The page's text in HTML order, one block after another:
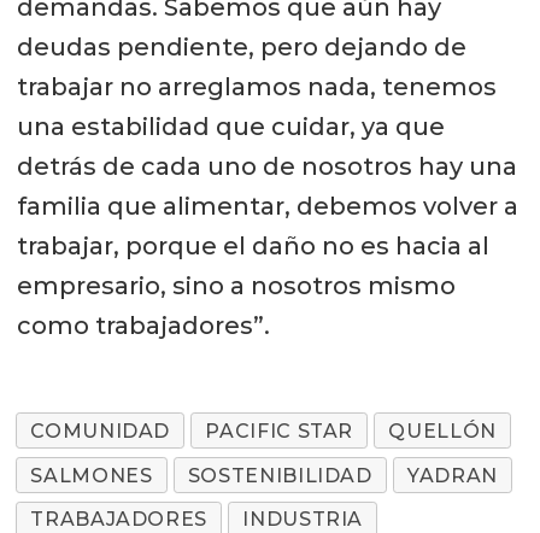
demandas. Sabemos que aún hay
deudas pendiente, pero dejando de
trabajar no arreglamos nada, tenemos
una estabilidad que cuidar, ya que
detrás de cada uno de nosotros hay una
familia que alimentar, debemos volver a
trabajar, porque el daño no es hacia al
empresario, sino a nosotros mismo
como trabajadores”.
COMUNIDAD PACIFIC STAR
QUELLÓN
SALMONES
SOSTENIBILIDAD
YADRAN
TRABAJADORES
INDUSTRIA